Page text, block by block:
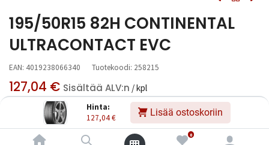
Hinta:
127,04€ Lisää ostoskoriin
0
195/50R15 82H CONTINENTAL
ULTRACONTACT EVC
EAN: 4019238066340 Tuotekoodi: 258215
127,04 € Sisältää ALV:n / kpl
Toimittajilla (kotimaa): Saatavilla
Toimitusaika:
6 arkipäivää